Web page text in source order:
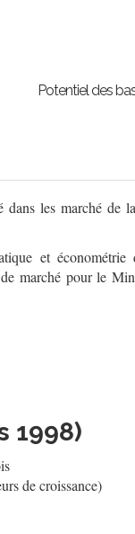
Potentiel des
dans les marché de
et
marché pour le
1998)
de croissance)